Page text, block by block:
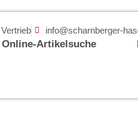
Vertrieb info@scharnberger-
Online-Artikelsuche